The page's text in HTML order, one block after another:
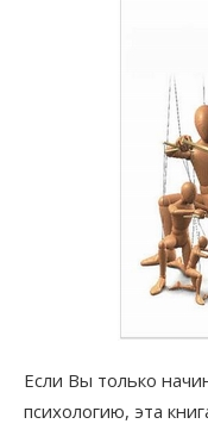
Если Вы только
психологию, эта